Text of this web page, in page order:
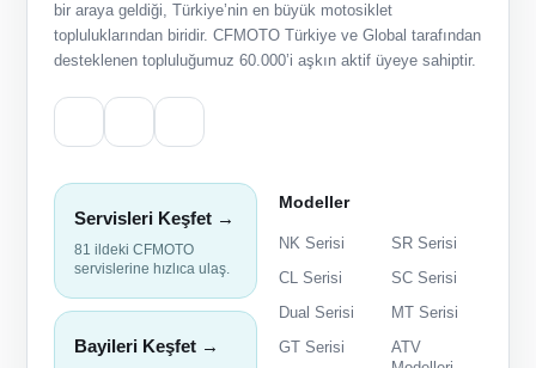
bir araya geldiği, Türkiye’nin en büyük motosiklet
topluluklarından biridir. CFMOTO Türkiye ve Global tarafından
desteklenen topluluğumuz 60.000’i aşkın aktif üyeye sahiptir.
Servisleri Keşfet →
81 ildeki CFMOTO
servislerine hızlıca ulaş.
Bayileri Keşfet →
Modeller
NK Serisi
SR Serisi
CL Serisi
SC Serisi
Dual Serisi
MT Serisi
GT Serisi
ATV